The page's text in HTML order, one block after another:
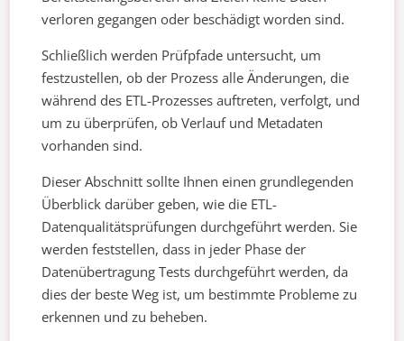
verloren gegangen oder beschädigt worden sind.
Schließlich werden Prüfpfade untersucht, um
festzustellen, ob der Prozess alle Änderungen, die
während des ETL-Prozesses auftreten, verfolgt, und
um zu überprüfen, ob Verlauf und Metadaten
vorhanden sind.
Dieser Abschnitt sollte Ihnen einen grundlegenden
Überblick darüber geben, wie die ETL-
Datenqualitätsprüfungen durchgeführt werden. Sie
werden feststellen, dass in jeder Phase der
Datenübertragung Tests durchgeführt werden, da
dies der beste Weg ist, um bestimmte Probleme zu
erkennen und zu beheben.